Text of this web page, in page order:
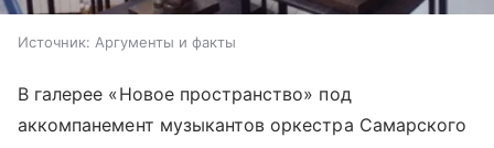
Источник: Аргументы и факты
В галерее «Новое пространство» под
аккомпанемент музыкантов оркестра Самарского